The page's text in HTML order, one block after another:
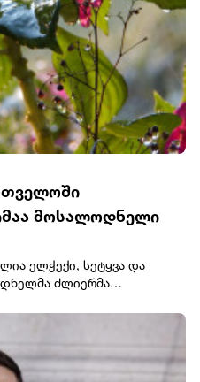
ძლიერი
ფედერაციის მხრიდან
ზელენსკიმ აღნიშნა,
ცეცხლის შეწყვეტა
როგორ დასრულდება
მოსალოდნელი
ელჭექი, სეტყვა და
ძლიერმა
ბორცვიან და მთიან
პროცესების ჩასახვა-
დონე საშუალო).